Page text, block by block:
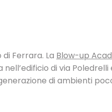
Ferrara. La Blow-up
di via Poledrelli
di ambienti